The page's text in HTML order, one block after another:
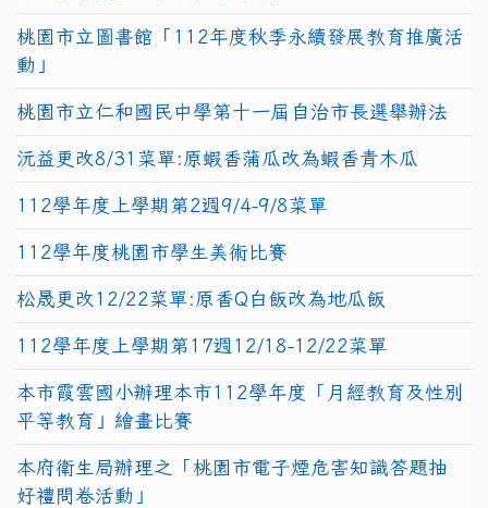
桃園市立圖書館「112年度秋季永續發展教育推廣活
動」
桃園市立仁和國民中學第十一屆自治市長選舉辦法
沅益更改8/31菜單:原蝦香蒲瓜改為蝦香青木瓜
112學年度上學期第2週9/4-9/8菜單
112學年度桃園市學生美術比賽
松晟更改12/22菜單:原香Q白飯改為地瓜飯
112學年度上學期第17週12/18-12/22菜單
本市霞雲國小辦理本市112學年度「月經教育及性別
平等教育」繪畫比賽
本府衛生局辦理之「桃園市電子煙危害知識答題抽
好禮問卷活動」